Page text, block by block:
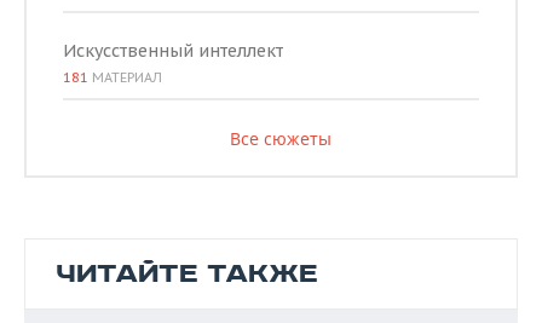
Искусственный интеллект
181 МАТЕРИАЛ
Все сюжеты
ЧИТАЙТЕ ТАКЖЕ